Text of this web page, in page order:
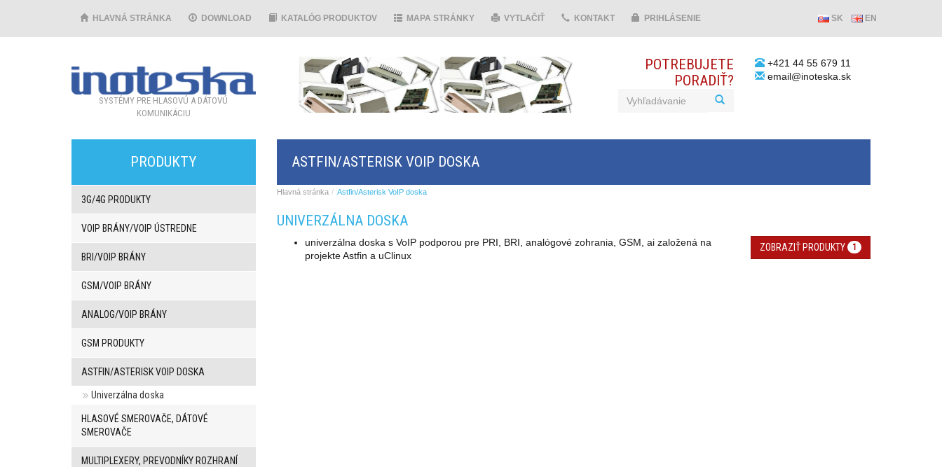
HLAVNÁ STRÁNKA DOWNLOAD KATALÓG PRODUKTOV MAPA STRÁNKY VYTLAČIŤ KONTAKT PRIHLÁSENIE SK EN
SYSTÉMY PRE HLASOVÚ A DÁTOVÚ
KOMUNIKÁCIU
POTREBUJETE
PORADIŤ?
+421 44 55 679 11
email@inoteska.sk
PRODUKTY
3G/4G PRODUKTY
VOIP BRÁNY/VOIP ÚSTREDNE
BRI/VOIP BRÁNY
GSM/VOIP BRÁNY
ANALOG/VOIP BRÁNY
GSM PRODUKTY
ASTFIN/ASTERISK VOIP DOSKA
Univerzálna doska
HLASOVÉ SMEROVAČE, DÁTOVÉ
SMEROVAČE
MULTIPLEXERY, PREVODNÍKY ROZHRANÍ
ASTFIN/ASTERISK VOIP DOSKA
Hlavná stránka Astfin/Asterisk VoIP doska
UNIVERZÁLNA DOSKA
ZOBRAZIŤ PRODUKTY 1
univerzálna doska s VoIP podporou pre PRI, BRI, analógové zohrania, GSM, ai založená na
projekte Astfin a uClinux